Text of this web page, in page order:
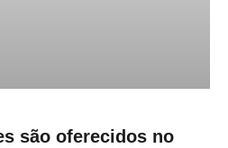
são oferecidos no